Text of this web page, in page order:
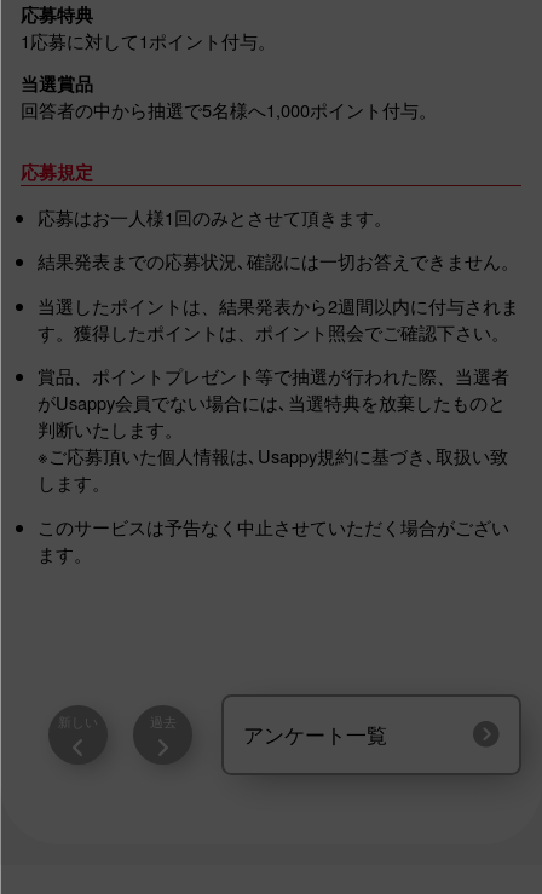
応募特典
1応募に対して1ポイント付与。
当選賞品
回答者の中から抽選で5名様へ1,000ポイント付与。
応募規定
応募はお一人様1回のみとさせて頂きます。
結果発表までの応募状況､確認には一切お答えできません。
当選したポイントは、結果発表から2週間以内に付与されま
す。獲得したポイントは、ポイント照会でご確認下さい。
賞品、ポイントプレゼント等で抽選が行われた際、当選者
がUsappy会員でない場合には､当選特典を放棄したものと
判断いたします。
※ご応募頂いた個人情報は､Usappy規約に基づき､取扱い致
します。
このサービスは予告なく中止させていただく場合がござい
ます。
新しい 過去 アンケート一覧